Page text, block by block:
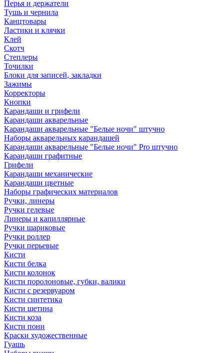
Перья и держатели
Тушь и чернила
Канцтовары
Ластики и клячки
Клей
Скотч
Степлеры
Точилки
Блоки для записей, закладки
Зажимы
Корректоры
Кнопки
Карандаши и грифели
Карандаши акварельные
Карандаши акварельные "Белые ночи" штучно
Наборы акварельных карандашей
Карандаши акварельные "Белые ночи" Pro штучно
Карандаши графитные
Грифели
Карандаши механические
Карандаши цветные
Наборы графических материалов
Ручки, линеры
Ручки гелевые
Линеры и капиллярные
Ручки шариковые
Ручки роллер
Ручки перьевые
Кисти
Кисти белка
Кисти колонок
Кисти поролоновые, губки, валики
Кисти с резервуаром
Кисти синтетика
Кисти щетина
Кисти коза
Кисти пони
Краски художественные
Гуашь